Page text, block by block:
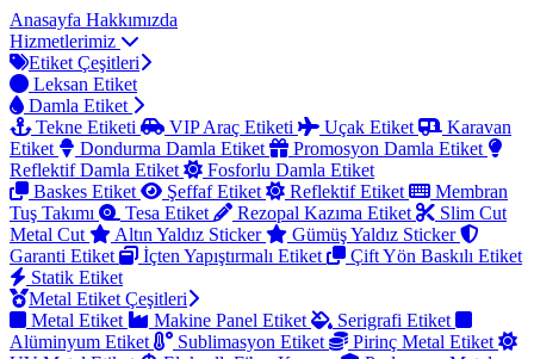
Anasayfa Hakkımızda
Hizmetlerimiz
Etiket Çeşitleri
Leksan Etiket
Damla Etiket
Tekne Etiketi
VIP Araç Etiketi Uçak Etiket
Karavan
Etiket
Dondurma Damla Etiket
Promosyon Damla Etiket
Reflektif Damla Etiket
Fosforlu Damla Etiket
Baskes Etiket
Şeffaf Etiket Reflektif Etiket
Membran
Tuş Takımı
Tesa Etiket Rezopal Kazıma Etiket
Slim Cut
Metal Cut
Altın Yaldız Sticker
Gümüş Yaldız Sticker
Garanti Etiket
İçten Yapıştırmalı Etiket
Çift Yön Baskılı Etiket
Statik Etiket
Metal Etiket Çeşitleri
Metal Etiket
Makine Panel Etiket
Serigrafi Etiket
Alüminyum Etiket
Sublimasyon Etiket
Pirinç Metal Etiket